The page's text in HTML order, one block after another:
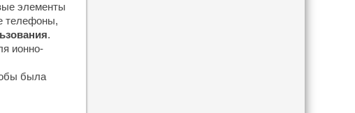
элементы
телефоны,
.
ионно-
была